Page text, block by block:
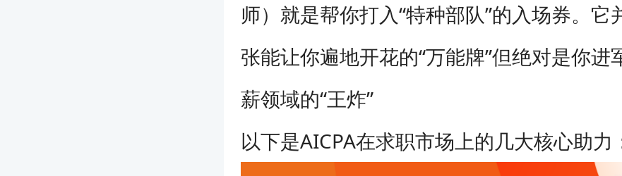
师）就是帮你打入“特种部队”的入场券。它
张能让你遍地开花的“万能牌”但绝对是你进
薪领域的“王炸”
以下是AICPA在求职市场上的几大核心助力